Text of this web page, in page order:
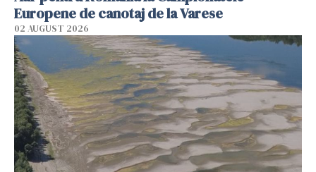
Europene de canotaj de la Varese
02 AUGUST 2026